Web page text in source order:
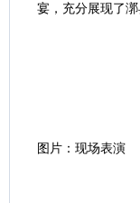
宴，充分展现了
图片：现场表演